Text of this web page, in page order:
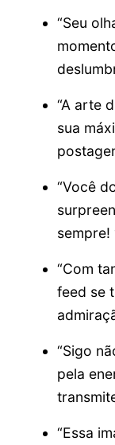
“Seu
“A arte
sua
“Você
sempre!
“Com
feed se
“Sigo
pela
“Essa